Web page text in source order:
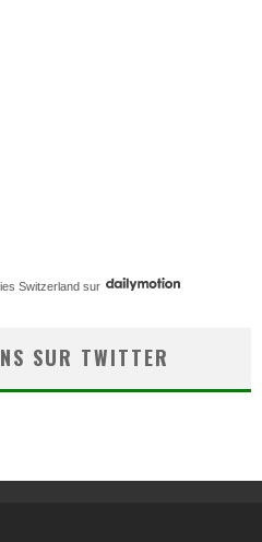
Switzerland sur
SUR TWITTER